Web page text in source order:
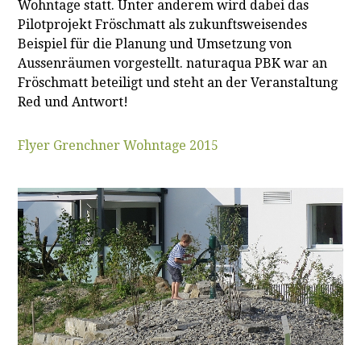
Wohntage statt. Unter anderem wird dabei das
Pilotprojekt Fröschmatt als zukunftsweisendes
Beispiel für die Planung und Umsetzung von
Aussenräumen vorgestellt. naturaqua PBK war an
Fröschmatt beteiligt und steht an der Veranstaltung
Red und Antwort!
Flyer Grenchner Wohntage 2015